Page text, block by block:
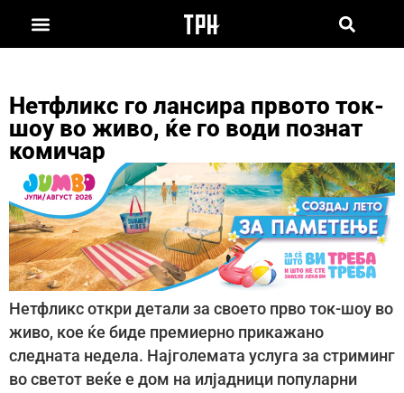
Нетфликс го лансира првото ток-
шоу во живо, ќе го води познат
комичар
Нетфликс откри детали за своето прво ток-шоу во
живо, кое ќе биде премиерно прикажано
следната недела. Најголемата услуга за стриминг
во светот веќе е дом на илјадници популарни